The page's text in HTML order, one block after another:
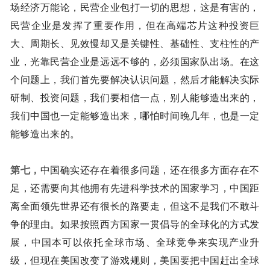
场经济万能论，民营企业包打一切的思想，这是有害的，
民营企业是发挥了重要作用，但在高端芯片这种投资巨
大、周期长、见效慢却又是关键性、基础性、支柱性的产
业，光靠民营企业是远远不够的，必须国家队出场。在这
个问题上，我们首先要解决认识问题，然后才能解决实际
研制、投资问题，我们要相信一点，别人能够造出来的，
我们中国也一定能够造出来，哪怕时间晚几年，也是一定
能够造出来的。
第七， 中国确实还存在着很多问题，还在很多方面存在不
足，还需要向其他拥有先进科学技术的国家学习，中国距
离全面领先世界还有很长的路要走，但这不是我们不敢斗
争的理由。如果按照西方国家一贯倡导的全球化的方式发
展，中国本可以依托全球市场、全球竞争来实现产业升
级，但现在美国改变了游戏规则，美国要把中国赶出全球